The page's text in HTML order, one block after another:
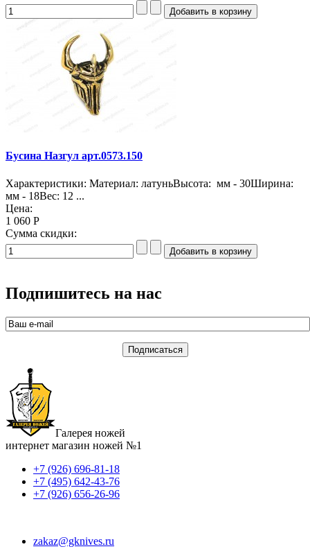
Бусина Назгул арт.0573.150
Характеристики: Материал: латуньВысота: мм - 30Ширина:
мм - 18Вес: 12 ...
Цена:
1 060 Р
Сумма скидки:
Подпишитесь на нас
Галерея ножей
интернет магазин ножей №1
+7 (926) 696-81-18
+7 (495) 642-43-76
+7 (926) 656-26-96
zakaz@gknives.ru